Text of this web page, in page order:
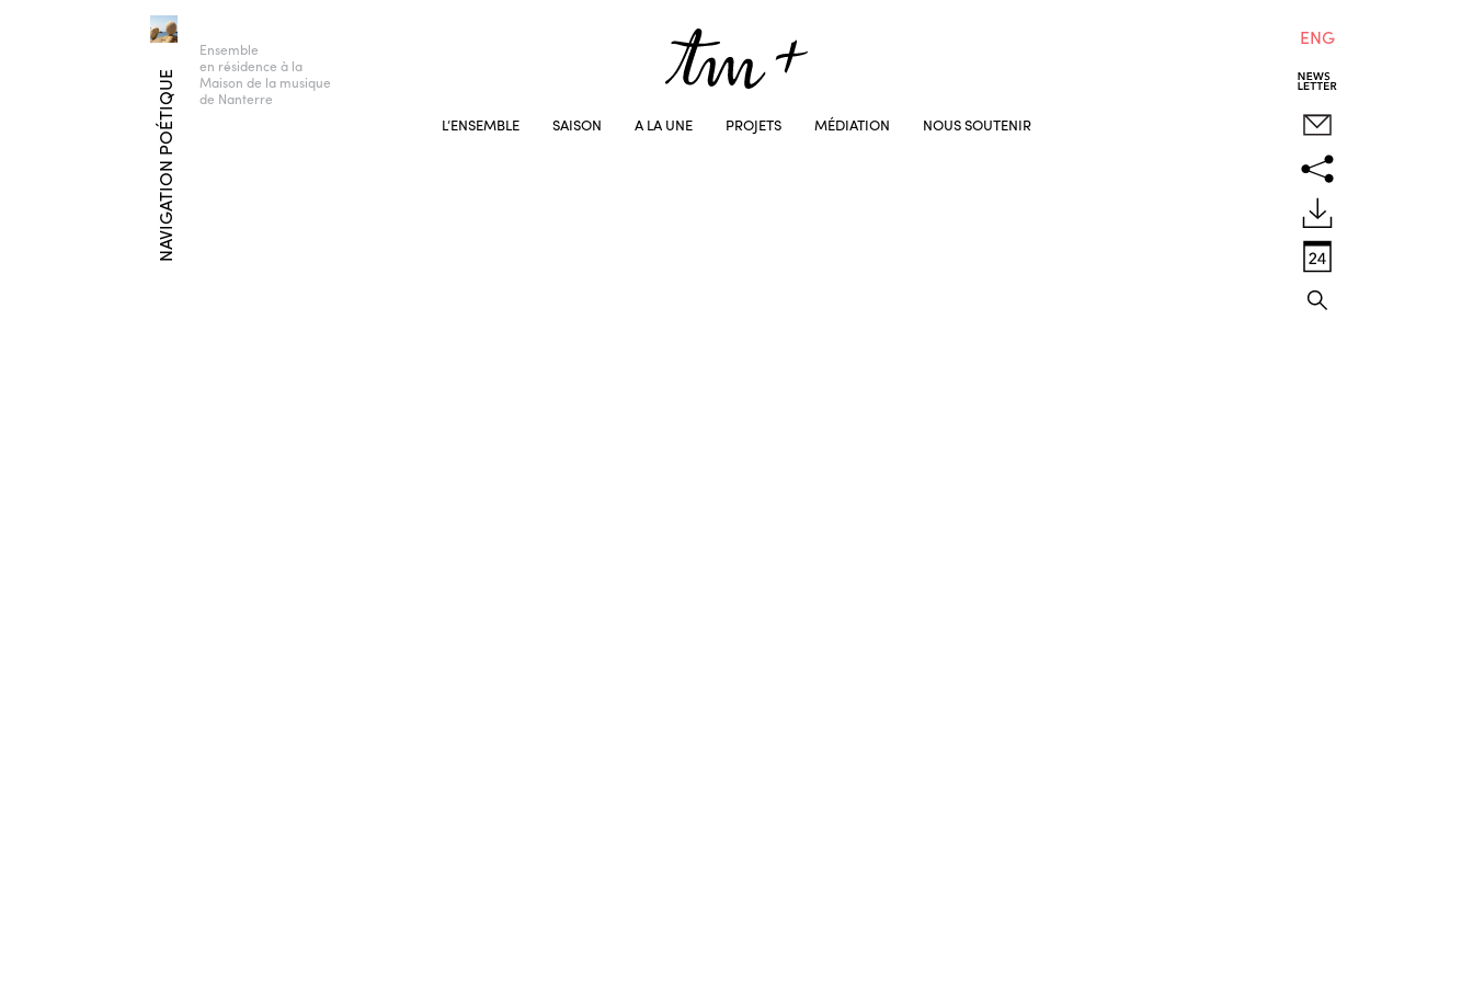
NAVIGATION POÉTIQUE
Ensemble
en résidence à la
Maison de la musique
de Nanterre
L’ENSEMBLE SAISON A LA UNE PROJETS MÉDIATION NOUS SOUTENIR
ENG